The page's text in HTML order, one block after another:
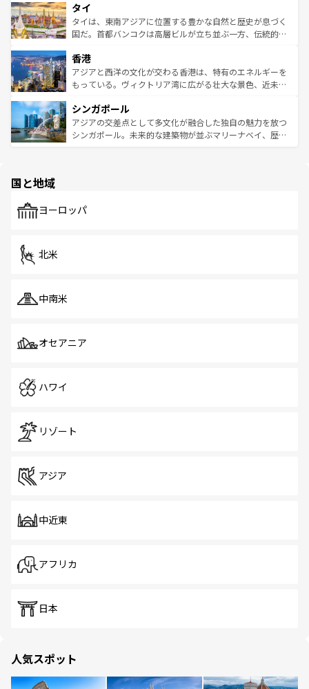
リティに包まれながら、韓国の多彩な魅力を心ゆくまで味
わってみてほしい。 なお、新着の韓国情報はコンテンツ一
覧を参照してほしい。
急速な発展と共に伝統が息づく。ハノイの古い町並みやホ
ーチミン市のフランス統治時代の建物も、独特の雰囲気を
醸し出している。また、バラエティの豊かさとおいしさで
とつ。フォーやバインミー、ベトナムコーヒーなどは、ぜ
ひ現地で味わいたい。どの地域を訪れてもあたたかい人々
が旅行者を迎えてくれるので、きっと忘れられない旅にな
参照してほしい。
タイ
タイは、東南アジアに位置する豊かな自然と歴史が息づく
国だ。首都バンコクは高層ビルが立ち並ぶ一方、伝統的な
の活気が交差している。北部ではチェンマイなどの山岳地
帯で自然と触れ合い、南部ではプーケットやクラビの美し
いビーチでリゾート気分を楽しむことができる。タイ料理
激する。気候は一年中温暖で、どの季節にも異なる楽しみ
が待っている。親しみやすいタイの人々、仏教を中心とし
た文化、そして多様な観光資源が、訪れる旅人を魅了し続
香港
アジアと西洋の文化が交わる香港は、特有のエネルギーを
もっている。ヴィクトリア湾に広がる壮大な景色、近未来
み、どこを訪れても感動するはず。観光スポットが密集し
ており、効率よく見どころを回れるのも魅力。息をのむよ
うな絶景から文化的な体験まで、香港を存分に楽しみ尽く
シンガポール
アジアの交差点として多文化が融合した独自の魅力を放つ
シンガポール。未来的な建築物が並ぶマリーナベイ、歴史
で、ホーカーズは地元の風情を楽しめる外せないスポット
国と地域
ヨーロッパ
北米
中南米
オセアニア
ハワイ
リゾート
アジア
中近東
アフリカ
日本
人気スポット